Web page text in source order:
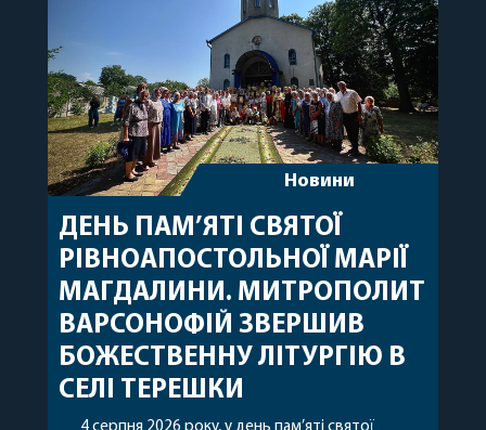
Новини
ДЕНЬ ПАМ’ЯТІ СВЯТОЇ
РІВНОАПОСТОЛЬНОЇ МАРІЇ
МАГДАЛИНИ. МИТРОПОЛИТ
ВАРСОНОФІЙ ЗВЕРШИВ
БОЖЕСТВЕННУ ЛІТУРГІЮ В
СЕЛІ ТЕРЕШКИ